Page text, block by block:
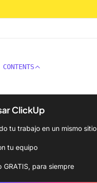
ClickUp
tu trabajo en un mismo sitio
tu equipo
GRATIS, para siempre